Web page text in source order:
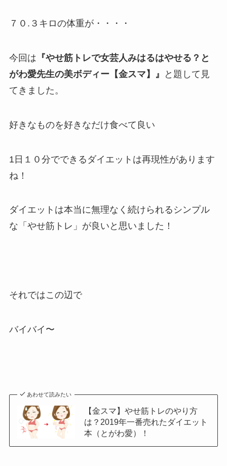
７０.３キロの体重が・・・・
今回は 『やせ筋トレで女芸人みはるはやせる？と
がわ愛先生の美ボディー【金スマ】』
と題して見
てきました。
好きなものを好きなだけ食べて良い
1日１０分でできるダイエットは再現性があります
ね！
ダイエットは本当に無理なく続けられるシンプル
な「やせ筋トレ」が良いと思いました！
それではこの辺で
バイバイ〜
あわせて読みたい
【金スマ】やせ筋トレのやり方
は？2019年一番売れたダイエット
本（とがわ愛）！